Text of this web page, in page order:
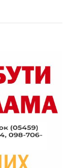
дітей
у
які
документі